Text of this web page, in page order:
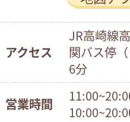
アクセス
JR高崎線
関バス停
6分
営業時間